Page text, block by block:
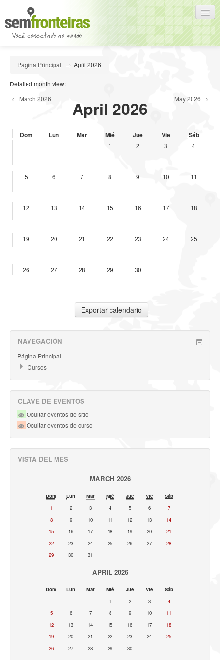
Página Principal → April 2026
Detailed month view:
← March 2026 April 2026 May 2026 →
Dom Lun Mar Mié Jue Vie Sáb
1 2 3 4
5 6 7 8 9 10 11
12 13 14 15 16 17 18
19 20 21 22 23 24 25
26 27 28 29 30
NAVEGACIÓN
Página Principal
Cursos
CLAVE DE EVENTOS
Ocultar eventos de sitio
Ocultar eventos de curso
VISTA DEL MES
MARCH 2026
Dom Lun Mar Mié Jue Vie
Sáb
1
2 3 4 5 6
7
8
9 10 11 12 13
14
15
16 17 18 19 20
21
22
23 24 25 26 27
28
29
30 31
APRIL 2026
Dom Lun Mar Mié Jue Vie
Sáb
1
2 3
4
5
6 7 8 9 10
11
12
13 14 15 16 17
18
19
20 21 22 23 24
25
26
27 28 29 30